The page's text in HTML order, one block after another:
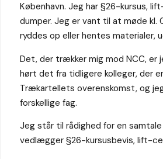
København. Jeg har §26-kursus,
dumper. Jeg er vant til at møde kl.
ryddes op eller hentes materialer,
Det, der trækker mig mod NCC, er
hørt det fra tidligere kolleger, der
Trækartellets overenskomst, og
forskellige fag.
Jeg står til rådighed for en
vedlægger §26-kursusbevis, lift-